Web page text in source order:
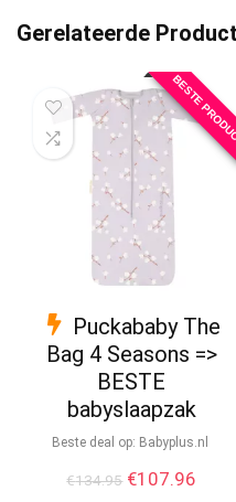
Gerelateerde
BESTE
Puckababy The
Bag 4 Seasons =>
BESTE
babyslaapzak
Beste deal op: babyplus.nl
€134.95 €107.96